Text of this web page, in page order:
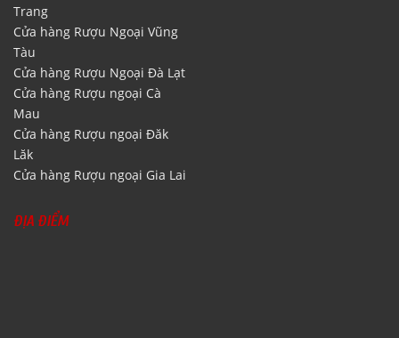
Trang
Cửa hàng Rượu Ngoại Vũng
Tàu
Cửa hàng Rượu Ngoại Đà Lạt
Cửa hàng Rượu ngoại Cà
Mau
Cửa hàng Rượu ngoại Đăk
Lăk
Cửa hàng Rượu ngoại Gia Lai
ĐỊA ĐIỂM